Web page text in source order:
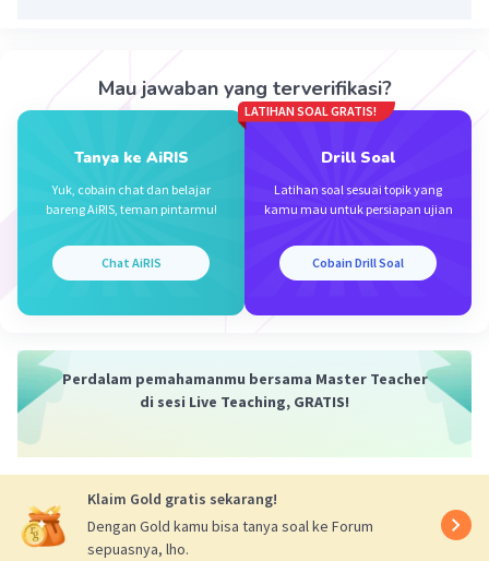
Mau jawaban yang terverifikasi?
Tanya ke AiRIS
Yuk, cobain chat dan belajar
bareng AiRIS, teman pintarmu!
Chat AiRIS
LATIHAN SOAL GRATIS!
Drill Soal
Latihan soal sesuai topik yang
kamu mau untuk persiapan ujian
Cobain Drill Soal
Perdalam pemahamanmu bersama Master Teacher
di sesi Live Teaching, GRATIS!
Klaim Gold gratis sekarang!
Dengan Gold kamu bisa tanya soal ke Forum
sepuasnya, lho.